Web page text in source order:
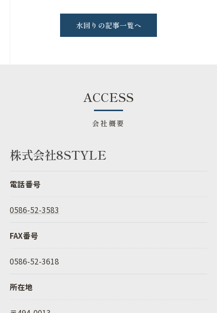
水回りの記事一覧へ
会社概要
ACCESS
株式会社8STYLE
電話番号
0586-52-3583
FAX番号
0586-52-3618
所在地